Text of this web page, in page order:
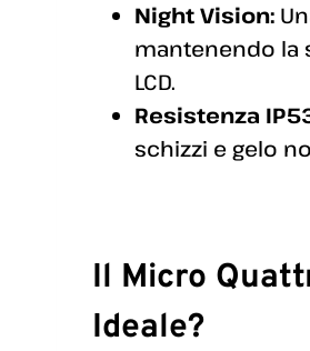
Night Vision:
mantenendo la
LCD.
Resistenza
schizzi e gelo
Il Micro
Ideale?